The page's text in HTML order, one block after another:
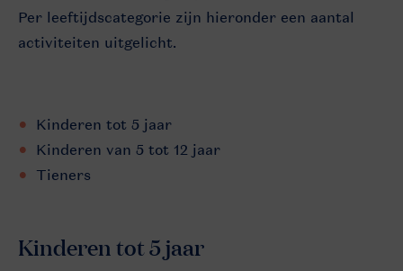
Per leeftijdscategorie zijn hieronder een aantal
activiteiten uitgelicht.
Kinderen tot 5 jaar
Kinderen van 5 tot 12 jaar
Tieners
Kinderen tot 5 jaar